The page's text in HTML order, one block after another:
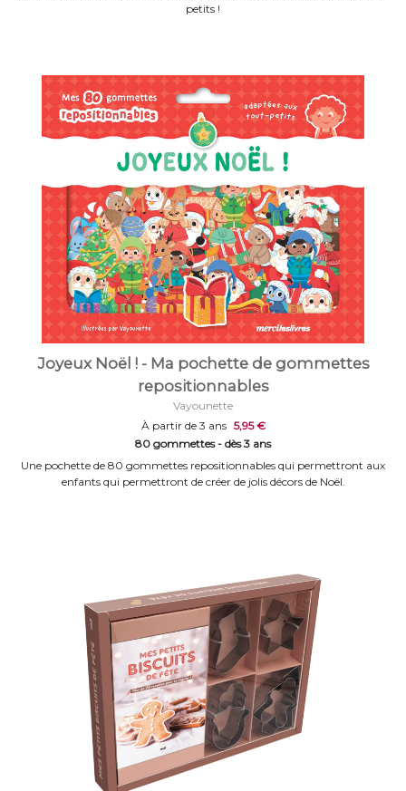
petits !
Joyeux Noël ! - Ma pochette de gommettes
repositionnables
Vayounette
À partir de 3 ans 5,95 €
80 gommettes - dès 3 ans
Une pochette de 80 gommettes repositionnables qui permettront aux
enfants qui permettront de créer de jolis décors de Noël.